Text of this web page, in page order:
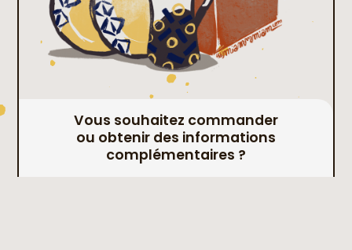
Vous souhaitez commander
ou obtenir des informations
complémentaires ?